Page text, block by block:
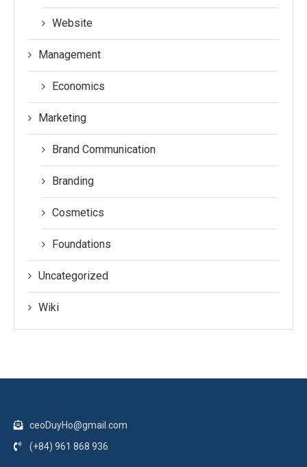
Website
Management
Economics
Marketing
Brand Communication
Branding
Cosmetics
Foundations
Uncategorized
Wiki
ceoDuyHo@gmail.com
(+84) 961 868 936